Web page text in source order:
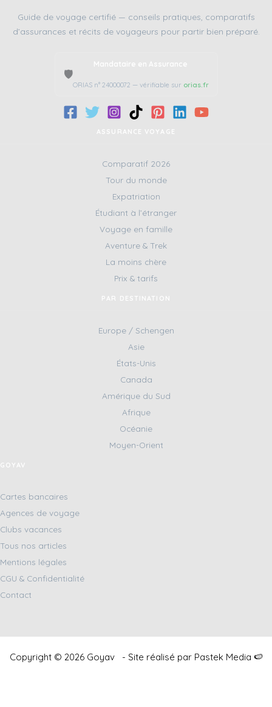
Guide de voyage certifié — conseils pratiques, comparatifs
d’assurances et récits de voyageurs pour partir bien préparé.
🛡️
Mandataire en Assurance
ORIAS n° 24000072 — vérifiable sur orias.fr
ASSURANCE VOYAGE
Comparatif 2026
Tour du monde
Expatriation
Étudiant à l’étranger
Voyage en famille
Aventure & Trek
La moins chère
Prix & tarifs
PAR DESTINATION
Europe / Schengen
Asie
États-Unis
Canada
Amérique du Sud
Afrique
Océanie
Moyen-Orient
GOYAV
Cartes bancaires
Agences de voyage
Clubs vacances
Tous nos articles
Mentions légales
CGU & Confidentialité
Contact
Copyright © 2026 Goyav - Site réalisé par Pastek Media 🍉